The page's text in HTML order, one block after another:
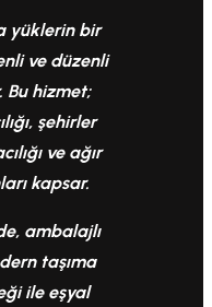
yüklerin bir
ve düzenli
Bu hizmet;
şehirler
ve ağır
kapsar.
ambalajlı
taşıma
ile eşyal